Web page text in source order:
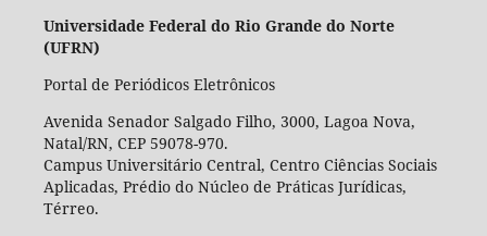
Universidade Federal do Rio Grande do Norte
(UFRN)
Portal de Periódicos Eletrônicos
Avenida Senador Salgado Filho, 3000, Lagoa Nova,
Natal/RN, CEP 59078-970.
Campus Universitário Central, Centro Ciências Sociais
Aplicadas, Prédio do Núcleo de Práticas Jurídicas,
Térreo.